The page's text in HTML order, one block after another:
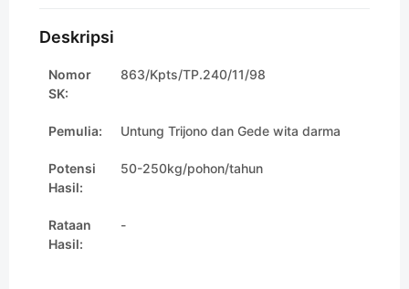
Deskripsi
Nomor
SK:
863/Kpts/TP.240/11/98
Pemulia: Untung Trijono dan Gede wita darma
Potensi
Hasil:
50-250kg/pohon/tahun
Rataan
Hasil:
-